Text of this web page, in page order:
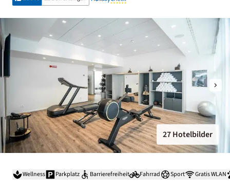
27 Hotelbilder
Wellness Parkplatz Barrierefreiheit Fahrrad Sport Gratis WLAN